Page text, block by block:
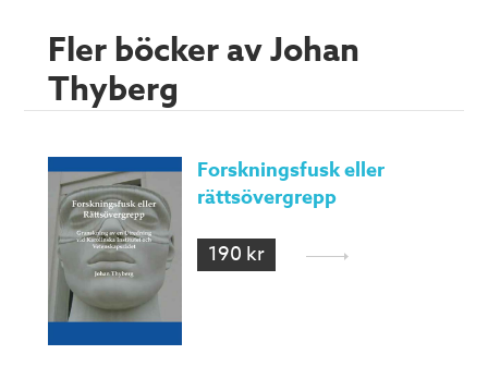
Fler böcker av Johan
Thyberg
Forskningsfusk eller
rättsövergrepp
190 kr